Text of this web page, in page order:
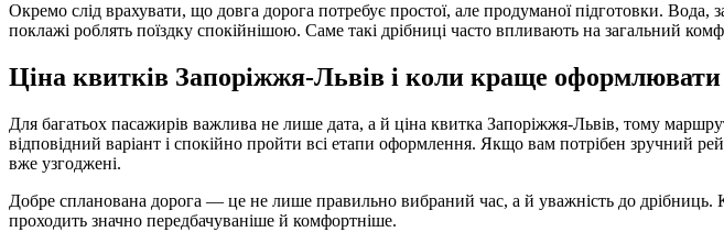
Окремо слід врахувати, що довга дорога потребує простої, але продуманої підготовки.
поклажі роблять поїздку спокійнішою. Саме такі дрібниці часто впливають на загальний
Ціна квитків Запоріжжя-Львів і коли краще оформлювати
Для багатьох пасажирів важлива не лише дата, а й ціна квитка Запоріжжя-Львів, тому
відповідний варіант і спокійно пройти всі етапи оформлення. Якщо вам потрібен зручний
вже узгоджені.
Добре спланована дорога — це не лише правильно вибраний час, а й уважність до дрібниць.
проходить значно передбачуваніше й комфортніше.